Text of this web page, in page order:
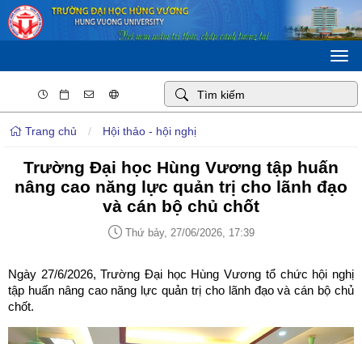
Trang chủ / Hội thảo - hội nghị
Trường Đại học Hùng Vương tập huấn
nâng cao năng lực quản trị cho lãnh đạo
và cán bộ chủ chốt
Thứ bảy, 27/06/2026, 17:39
Ngày 27/6/2026, Trường Đại học Hùng Vương tổ chức hội nghị
tập huấn nâng cao năng lực quản trị cho lãnh đạo và cán bộ chủ
chốt.